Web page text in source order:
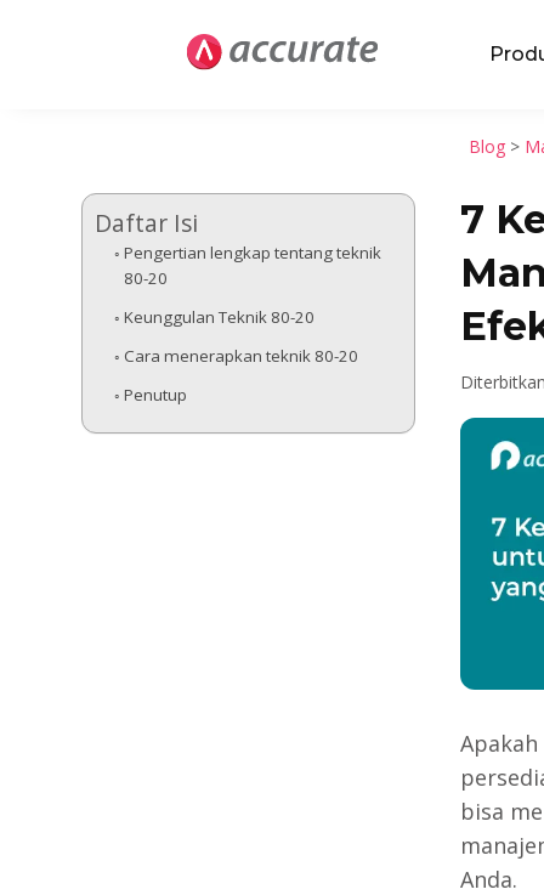
Blog >
Daftar Isi
Pengertian lengkap tentang teknik
80-20
Keunggulan Teknik 80-20
Cara menerapkan teknik 80-20
Penutup
7
bisa
Anda.